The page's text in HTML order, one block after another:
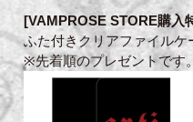
[VAMPROSE STORE購入
ふた付きクリアファイルケ
※先着順のプレゼントです